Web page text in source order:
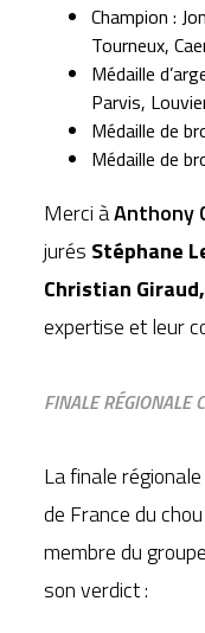
Champion :
Tourneux,
Médaille
Parvis,
Médaille de
Médaille de
Merci àAnthony
jurés Stéphane
Christian
expertise et leur
FINALE RÉGIONALE
La finale
de France du
membre du
son verdict :